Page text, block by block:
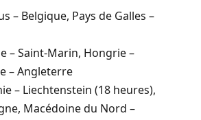
– Belgique, Pays de Galles –
– Saint-Marin, Hongrie –
– Angleterre
– Liechtenstein (18 heures),
Macédoine du Nord –